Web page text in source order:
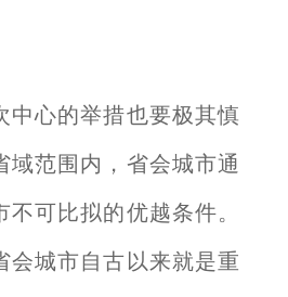
心的举措也要极其慎
域范围内，省会城市通
可比拟的优越条件。
会城市自古以来就是重